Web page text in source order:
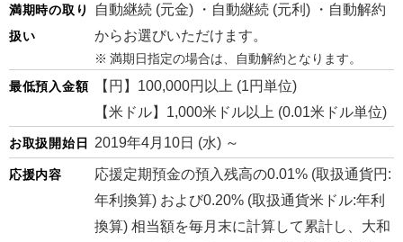
満期時の取り
扱い
自動継続 (元金) ・自動継続 (元利) ・自動解約
からお選びいただけます。
満期日指定の場合は、自動解約となります。
最低預入金額
【円】100,000円以上 (1円単位)
【米ドル】1,000米ドル以上 (0.01米ドル単位)
お取扱開始日 2019年4月10日 (水) ～
応援内容
応援定期預金の預入残高の0.01% (取扱通貨円:
年利換算) および0.20% (取扱通貨米ドル:年利
換算) 相当額を毎月末に計算して累計し、大和